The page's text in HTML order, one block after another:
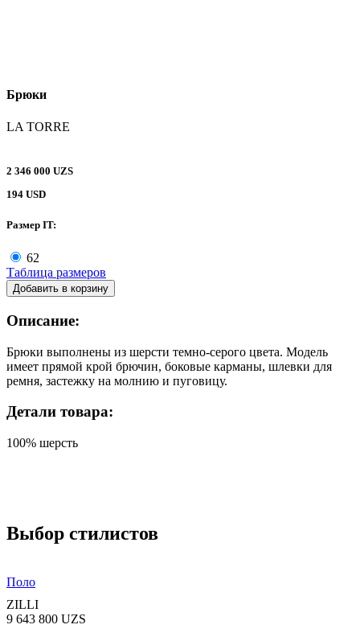
Брюки
LA TORRE
2 346 000 UZS
194 USD
Размер IT:
62
Таблица размеров
Добавить в корзину
Описание:
Брюки выполнены из шерсти темно-серого цвета. Модель
имеет прямой крой брючин, боковые карманы, шлевки для
ремня, застежку на молнию и пуговицу.
Детали товара:
100% шерсть
Выбор стилистов
Поло
ZILLI
9 643 800 UZS